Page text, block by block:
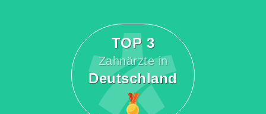
TOP 3
Zahnärzte in
Deutschland